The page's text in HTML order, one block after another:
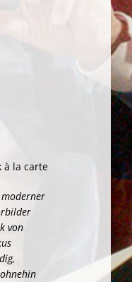
à la carte
von